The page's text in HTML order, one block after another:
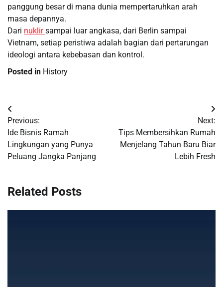
panggung besar di mana dunia mempertaruhkan arah
masa depannya.
Dari nuklirsampai luar angkasa, dari Berlin sampai
Vietnam, setiap peristiwa adalah bagian dari pertarungan
ideologi antara kebebasan dan kontrol.
Posted in History
Navigasi
pos
Previous:
Ide Bisnis Ramah
Lingkungan yang Punya
Peluang Jangka Panjang
Next:
Tips Membersihkan Rumah
Menjelang Tahun Baru Biar
Lebih Fresh
Related Posts